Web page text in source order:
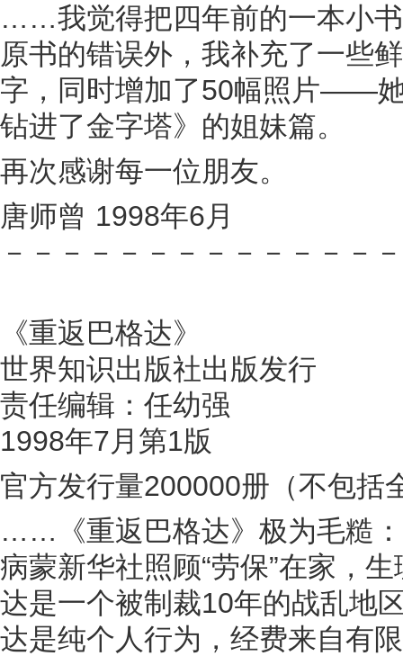
……我觉得把四年前的一本小
原书的错误外，我补充了一些
字，同时增加了50幅照片——
钻进了金字塔》的姐妹篇。
再次感谢每一位朋友。
唐师曾 1998年6月
－－－－－－－－－－－－－
《重返巴格达》
世界知识出版社出版发行
责任编辑：任幼强
1998年7月第1版
官方发行量200000册（不包括
……《重返巴格达》极为毛糙
病蒙新华社照顾“劳保”在家，
达是一个被制裁10年的战乱地
达是纯个人行为，经费来自有